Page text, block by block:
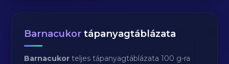
Barnacukor tápanyagtáblázata
Barnacukor teljes tápanyagtáblázata 100 g-ra